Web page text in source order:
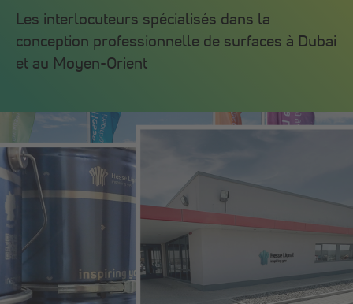
Les interlocuteurs spécialisés dans la
conception professionnelle de surfaces à Dubai
et au Moyen-Orient